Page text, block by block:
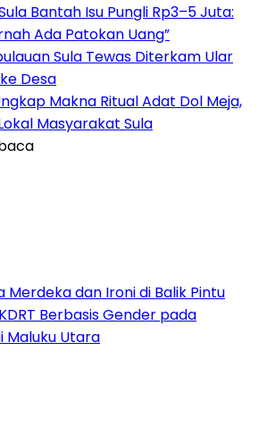
Bantah Isu Pungli Rp3–5 Juta:
Ada Patokan Uang”
Sula Tewas Diterkam Ular
Desa
Makna Ritual Adat Dol Meja,
Masyarakat Sula
Merdeka dan Ironi di Balik Pintu
Berbasis Gender pada
Maluku Utara